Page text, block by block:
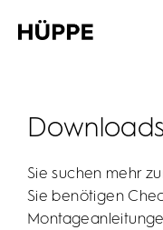
Sie suchen mehr
Sie benötigen